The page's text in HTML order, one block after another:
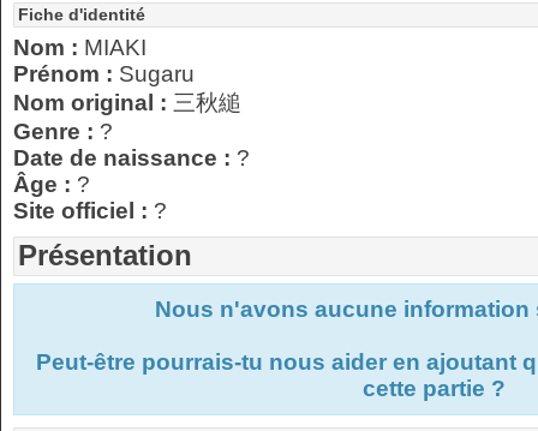
Fiche d'identité
Nom : MIAKI
Prénom : Sugaru
Nom original : 三秋縋
Genre : ?
Date de naissance : ?
Âge : ?
Site officiel : ?
Présentation
Nous n'avons aucune
Peut-être pourrais-tu nous aider en ajoutant
cette partie ?